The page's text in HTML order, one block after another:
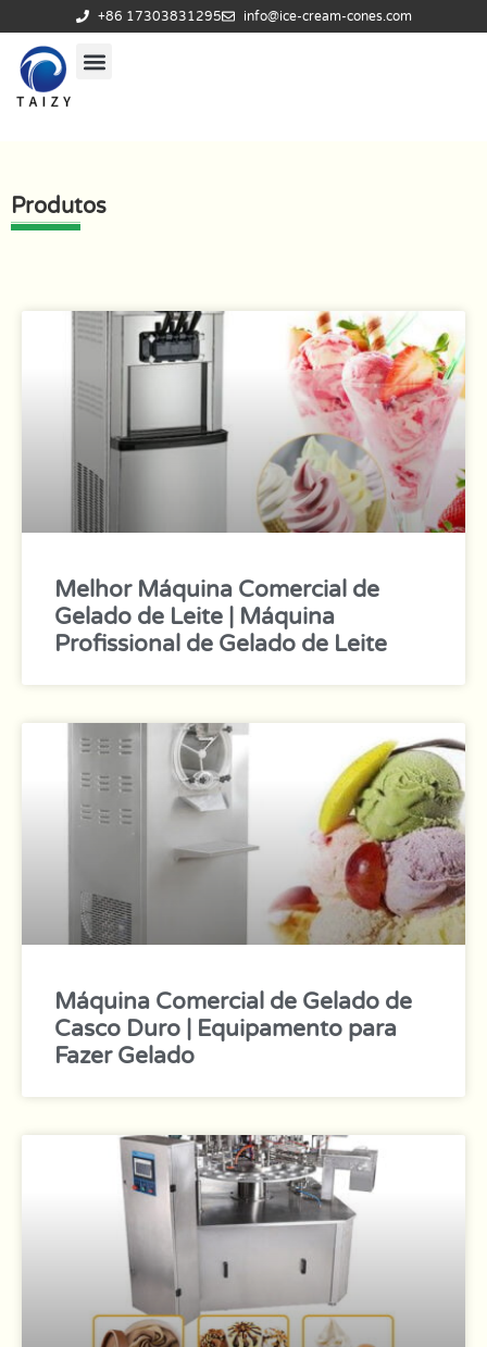
+86 17303831295 info@ice-cream-cones.com
Produtos
Melhor Máquina Comercial de
Gelado de Leite | Máquina
Profissional de Gelado de Leite
Máquina Comercial de Gelado de
Casco Duro | Equipamento para
Fazer Gelado